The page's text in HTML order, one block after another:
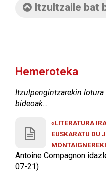
Itzultzaile bat
Hemeroteka
Itzulpengintzarekin
bideoak…
«LITERATURA
EUSKARATU DU
Antoine Compagnon
07-21)